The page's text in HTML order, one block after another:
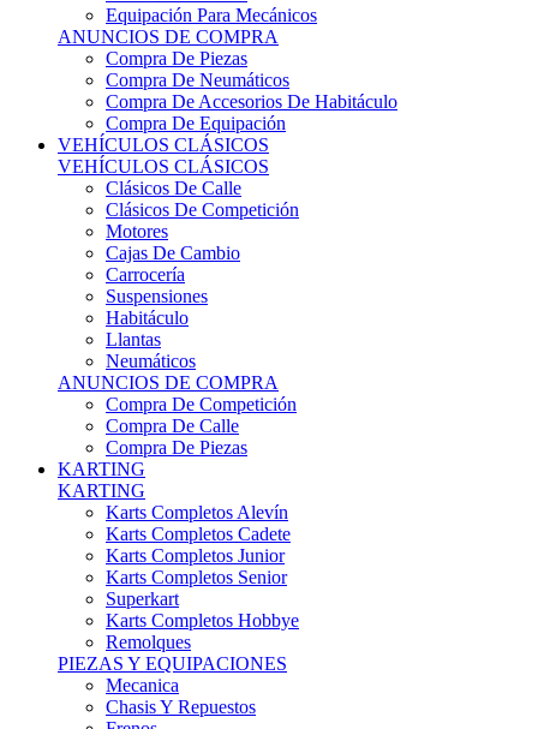
Equipación Para Mecánicos
ANUNCIOS DE COMPRA
Compra De Piezas
Compra De Neumáticos
Compra De Accesorios De Habitáculo
Compra De Equipación
VEHÍCULOS CLÁSICOS
VEHÍCULOS CLÁSICOS
Clásicos De Calle
Clásicos De Competición
Motores
Cajas De Cambio
Carrocería
Suspensiones
Habitáculo
Llantas
Neumáticos
ANUNCIOS DE COMPRA
Compra De Competición
Compra De Calle
Compra De Piezas
KARTING
KARTING
Karts Completos Alevín
Karts Completos Cadete
Karts Completos Junior
Karts Completos Senior
Superkart
Karts Completos Hobbye
Remolques
PIEZAS Y EQUIPACIONES
Mecanica
Chasis Y Repuestos